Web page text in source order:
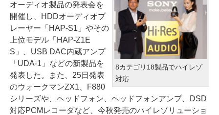
8カテゴリ18製品でハイレゾ
対応
オーディオ製品の発表会を
開催し、HDDオーディオプ
レーヤー「HAP-S1」やその
上位モデル「HAP-Z1E
S」、USB DAC内蔵アンプ
「UDA-1」などの新製品を
発表した。また、25日発表
のウォークマンZX1、F880
シリーズや、ヘッドフォン、ヘッドフォンアンプ、DSD
対応PCMレコーダなど、今秋発売のハイレゾリューショ